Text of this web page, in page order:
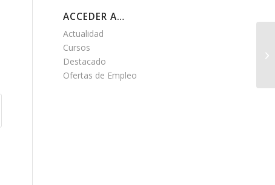
ACCEDER A…
Actualidad
Cursos
Destacado
Ofertas de Empleo